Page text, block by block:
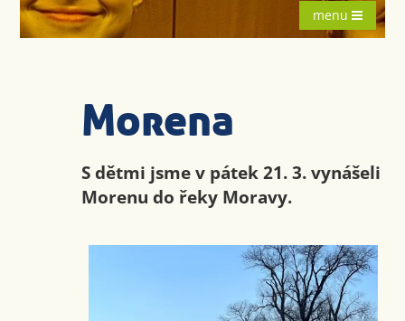
menu
Morena
S dětmi jsme v pátek 21. 3. vynášeli
Morenu do řeky Moravy.